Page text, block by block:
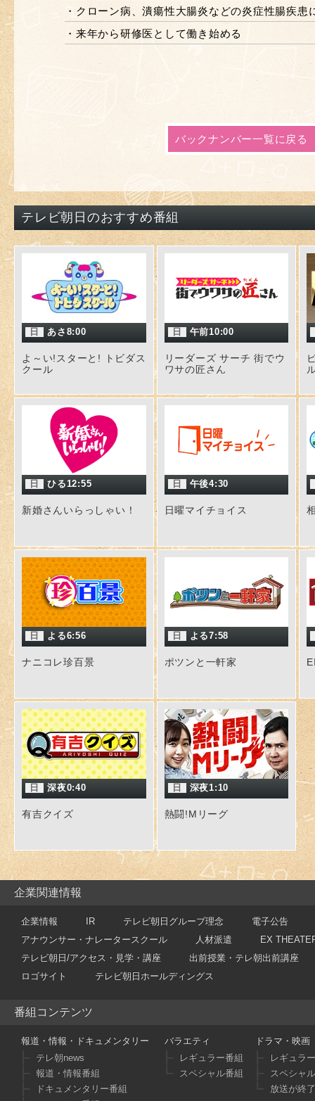
・クローン病、潰瘍性大腸炎などの炎症性腸疾患
・来年から研修医として働き始める
バックナンバー一覧に戻る
テレビ朝日のおすすめ番組
日 あさ8:00
よ～い!スターと! トビダス
クール
日 午前10:00
リーダーズ サーチ 街でウ
ワサの匠さん
日 ひる12:55
新婚さんいらっしゃい！
日 午後4:30
日曜マイチョイス
日 よる6:56
ナニコレ珍百景
日 よる7:58
ポツンと一軒家
日 深夜0:40
有吉クイズ
日 深夜1:10
熱闘!Mリーグ
企業関連情報
企業情報 IR テレビ朝日グループ理念
電子公告
アナウンサー・ナレータースクール
人材派遣
EX
テレビ朝日/アクセス・見学・講座
出前授業・テレ朝出前講座
ロゴサイト
テレビ朝日ホールディングス
番組コンテンツ
報道・情報・ドキュメンタリー
テレ朝news
報道・情報番組
ドキュメンタリー番組
バラエティ
レギュラー番組
スペシャル番組
ドラマ・映画
レギュラ
スペシャ
放送が終